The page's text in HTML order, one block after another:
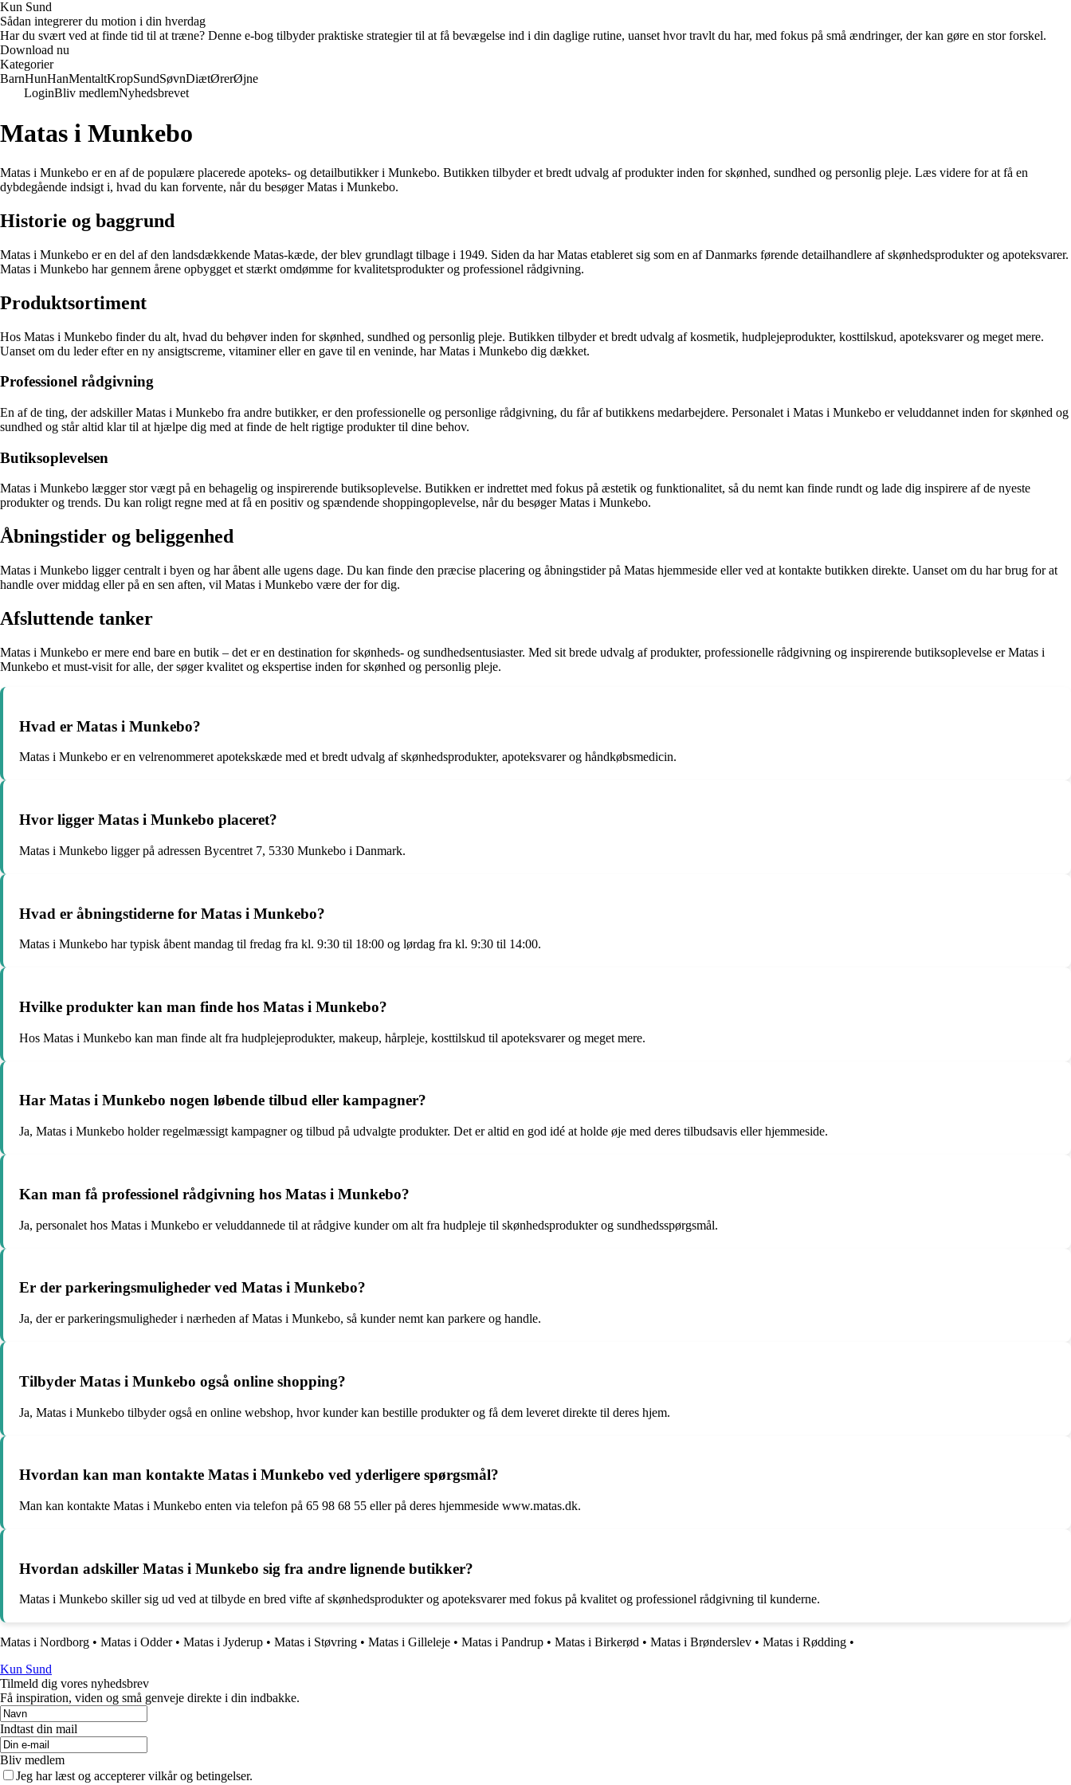
Kun Sund
Sådan integrerer du motion i din hverdag
Har du svært ved at finde tid til at træne? Denne e-bog tilbyder praktiske strategier til at få bevægelse ind i din daglige rutine, uanset hvor travlt du har, med fokus på små ændringer, der kan gøre en stor forskel.
Download nu
Kategorier
BarnHunHanMentaltKropSundSøvnDiætØrerØjne
LoginBliv medlemNyhedsbrevet
Matas i Munkebo
Matas i Munkebo er en af de populære placerede apoteks- og detailbutikker i Munkebo. Butikken tilbyder et bredt udvalg af produkter inden for skønhed, sundhed og personlig pleje. Læs videre for at få en
dybdegående indsigt i, hvad du kan forvente, når du besøger Matas i Munkebo.
Historie og baggrund
Matas i Munkebo er en del af den landsdækkende Matas-kæde, der blev grundlagt tilbage i 1949. Siden da har Matas etableret sig som en af Danmarks førende detailhandlere af skønhedsprodukter og apoteksvarer.
Matas i Munkebo har gennem årene opbygget et stærkt omdømme for kvalitetsprodukter og professionel rådgivning.
Produktsortiment
Hos Matas i Munkebo finder du alt, hvad du behøver inden for skønhed, sundhed og personlig pleje. Butikken tilbyder et bredt udvalg af kosmetik, hudplejeprodukter, kosttilskud, apoteksvarer og meget mere.
Uanset om du leder efter en ny ansigtscreme, vitaminer eller en gave til en veninde, har Matas i Munkebo dig dækket.
Professionel rådgivning
En af de ting, der adskiller Matas i Munkebo fra andre butikker, er den professionelle og personlige rådgivning, du får af butikkens medarbejdere. Personalet i Matas i Munkebo er veluddannet inden for skønhed og
sundhed og står altid klar til at hjælpe dig med at finde de helt rigtige produkter til dine behov.
Butiksoplevelsen
Matas i Munkebo lægger stor vægt på en behagelig og inspirerende butiksoplevelse. Butikken er indrettet med fokus på æstetik og funktionalitet, så du nemt kan finde rundt og lade dig inspirere af de nyeste
produkter og trends. Du kan roligt regne med at få en positiv og spændende shoppingoplevelse, når du besøger Matas i Munkebo.
Åbningstider og beliggenhed
Matas i Munkebo ligger centralt i byen og har åbent alle ugens dage. Du kan finde den præcise placering og åbningstider på Matas hjemmeside eller ved at kontakte butikken direkte. Uanset om du har brug for at
handle over middag eller på en sen aften, vil Matas i Munkebo være der for dig.
Afsluttende tanker
Matas i Munkebo er mere end bare en butik – det er en destination for skønheds- og sundhedsentusiaster. Med sit brede udvalg af produkter, professionelle rådgivning og inspirerende butiksoplevelse er Matas i
Munkebo et must-visit for alle, der søger kvalitet og ekspertise inden for skønhed og personlig pleje.
Hvad er Matas i Munkebo?
Matas i Munkebo er en velrenommeret apotekskæde med et bredt udvalg af skønhedsprodukter, apoteksvarer og håndkøbsmedicin.
Hvor ligger Matas i Munkebo placeret?
Matas i Munkebo ligger på adressen Bycentret 7, 5330 Munkebo i Danmark.
Hvad er åbningstiderne for Matas i Munkebo?
Matas i Munkebo har typisk åbent mandag til fredag fra kl. 9:30 til 18:00 og lørdag fra kl. 9:30 til 14:00.
Hvilke produkter kan man finde hos Matas i Munkebo?
Hos Matas i Munkebo kan man finde alt fra hudplejeprodukter, makeup, hårpleje, kosttilskud til apoteksvarer og meget mere.
Har Matas i Munkebo nogen løbende tilbud eller kampagner?
Ja, Matas i Munkebo holder regelmæssigt kampagner og tilbud på udvalgte produkter. Det er altid en god idé at holde øje med deres tilbudsavis eller hjemmeside.
Kan man få professionel rådgivning hos Matas i Munkebo?
Ja, personalet hos Matas i Munkebo er veluddannede til at rådgive kunder om alt fra hudpleje til skønhedsprodukter og sundhedsspørgsmål.
Er der parkeringsmuligheder ved Matas i Munkebo?
Ja, der er parkeringsmuligheder i nærheden af Matas i Munkebo, så kunder nemt kan parkere og handle.
Tilbyder Matas i Munkebo også online shopping?
Ja, Matas i Munkebo tilbyder også en online webshop, hvor kunder kan bestille produkter og få dem leveret direkte til deres hjem.
Hvordan kan man kontakte Matas i Munkebo ved yderligere spørgsmål?
Man kan kontakte Matas i Munkebo enten via telefon på 65 98 68 55 eller på deres hjemmeside www.matas.dk.
Hvordan adskiller Matas i Munkebo sig fra andre lignende butikker?
Matas i Munkebo skiller sig ud ved at tilbyde en bred vifte af skønhedsprodukter og apoteksvarer med fokus på kvalitet og professionel rådgivning til kunderne.
Matas i Nordborg • Matas i Odder• Matas i Jyderup • Matas i Støvring • Matas i Gilleleje • Matas i Pandrup • Matas i Birkerød • Matas i Brønderslev • Matas i Rødding •
Kun Sund
Tilmeld dig vores nyhedsbrev
Få inspiration, viden og små genveje direkte i din indbakke.
Indtast din mail
Bliv medlem
Jeg har læst og accepterer vilkår og betingelser.